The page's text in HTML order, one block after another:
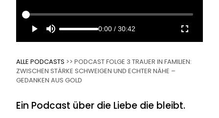
0:00 / 30:42
ALLE PODCASTS >> PODCAST FOLGE 3 TRAUER IN FAMILIEN:
ZWISCHEN STÄRKE SCHWEIGEN UND ECHTER NÄHE –
GEDANKEN AUS GOLD
Ein Podcast über die Liebe die bleibt.